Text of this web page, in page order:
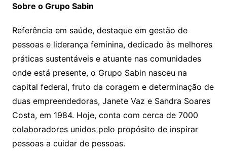
Sobre o Grupo Sabin
Referência em saúde, destaque em gestão de
pessoas e liderança feminina, dedicado às melhores
práticas sustentáveis e atuante nas comunidades
onde está presente, o Grupo Sabin nasceu na
capital federal, fruto da coragem e determinação de
duas empreendedoras, Janete Vaz e Sandra Soares
Costa, em 1984. Hoje, conta com cerca de 7000
colaboradores unidos pelo propósito de inspirar
pessoas a cuidar de pessoas.